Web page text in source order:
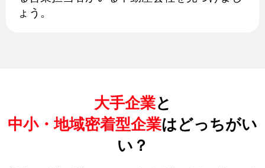
ょう。
大手企業と
中小・地域密着型企業はどっちがい
い？